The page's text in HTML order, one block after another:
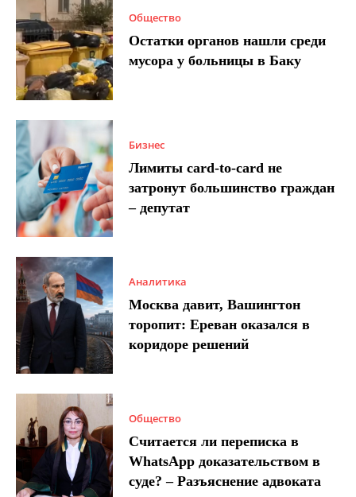
Общество
Остатки органов нашли среди
мусора у больницы в Баку
Бизнес
Лимиты card-to-card не
затронут большинство граждан
– депутат
Аналитика
Москва давит, Вашингтон
торопит: Ереван оказался в
коридоре решений
Общество
Считается ли переписка в
WhatsApp доказательством в
суде? – Разъяснение адвоката